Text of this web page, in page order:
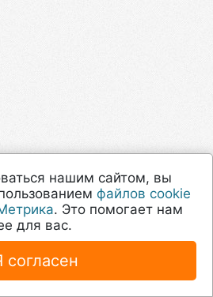
нашим сайтом, вы
файлов cookie
. Это помогает нам
для вас.
согласен